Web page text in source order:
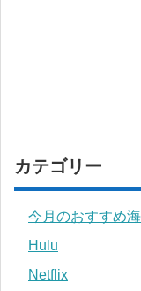
カテゴリー
今月のおすすめ
Hulu
Netflix